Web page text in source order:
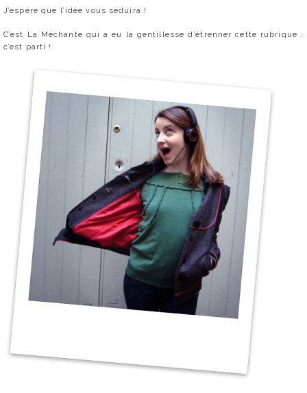
J’espère que l’idée vous séduira !
C’est La Méchante qui a eu la gentillesse d’étrenner cette rubrique :
c’est parti !